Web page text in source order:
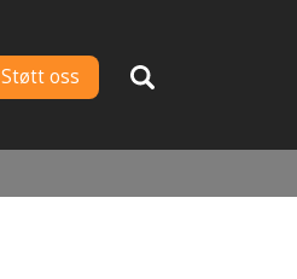
Støtt oss